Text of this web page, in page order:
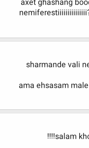
axet ghashang
sharmande vali
ama ehsasam
salam